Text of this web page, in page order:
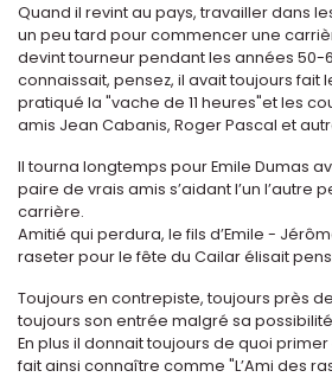
Quand il revint au pays, travailler dans
un peu tard pour commencer une
devint tourneur pendant les années 50-
connaissait, pensez, il avait toujours fait
pratiqué la "vache de 11 heures"et les
amis Jean Cabanis, Roger Pascal et
Il tourna longtemps pour Emile Dumas
paire de vrais amis s’aidant l’un l’autre
carrière.
Amitié qui perdura, le fils d’Emile -
raseter pour le fête du Cailar élisait
Toujours en contrepiste, toujours près
toujours son entrée malgré sa
En plus il donnait toujours de quoi
fait ainsi connaître comme "L’Ami des